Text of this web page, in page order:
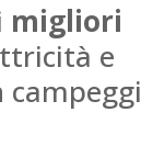
migliori
e